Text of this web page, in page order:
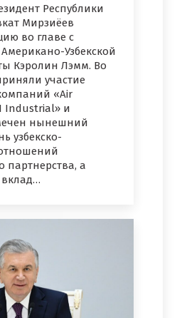
Республики
Мирзиёев
во главе с
Узбекской
Кэролин Лэмм. Во
участие
«Air
Industrial» и
нынешний
узбекско-
партнерства, а